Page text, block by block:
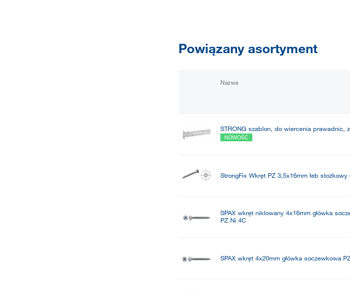
Powiązany asortyment
Nazwa
STRONG szablon, do wiercenia prawadnic,
NOWOŚĆ
StrongFix Wkręt PZ 3,5x16mm łeb stożkowy
SPAX wkręt niklowany 4x16mm główka
PZ Ni 4C
SPAX wkręt 4x20mm główka soczewkowa